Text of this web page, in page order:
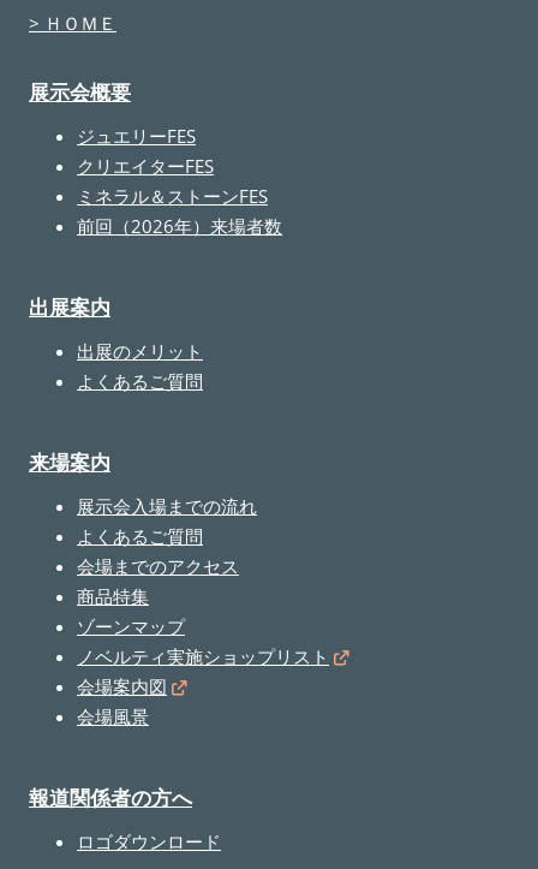
> ＨＯＭＥ
展示会概要
ジュエリーFES
クリエイターFES
ミネラル＆ストーンFES
前回（2026年）来場者数
出展案内
出展のメリット
よくあるご質問
来場案内
展示会入場までの流れ
よくあるご質問
会場までのアクセス
商品特集
ゾーンマップ
ノベルティ実施ショップリスト
会場案内図
会場風景
報道関係者の方へ
ロゴダウンロード